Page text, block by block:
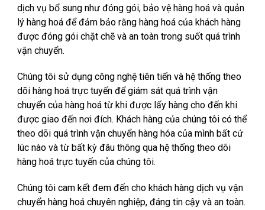
dịch vụ bổ sung như đóng gói, bảo vệ hàng hoá và quản
lý hàng hoá để đảm bảo rằng hàng hoá của khách hàng
được đóng gói chặt chẽ và an toàn trong suốt quá trình
vận chuyển.
Chúng tôi sử dụng công nghệ tiên tiến và hệ thống theo
dõi hàng hoá trực tuyến để giám sát quá trình vận
chuyển của hàng hoá từ khi được lấy hàng cho đến khi
được giao đến nơi đích. Khách hàng của chúng tôi có thể
theo dõi quá trình vận chuyển hàng hóa của mình bất cứ
lúc nào và từ bất kỳ đâu thông qua hệ thống theo dõi
hàng hoá trực tuyến của chúng tôi.
Chúng tôi cam kết đem đến cho khách hàng dịch vụ vận
chuyển hàng hoá chuyên nghiệp, đáng tin cậy và an toàn.